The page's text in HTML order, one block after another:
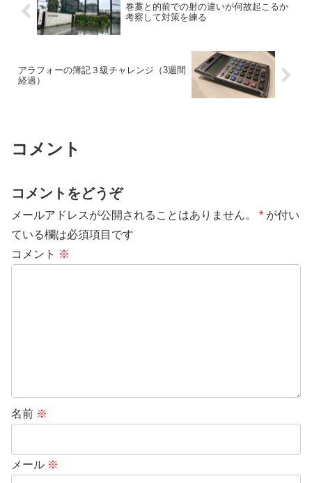
巻藁と的前での射の違いが何故起こるか
考察して対策を練る
アラフォーの簿記３級チャレンジ（3週間
経過）
コメント
コメントをどうぞ
メールアドレスが公開されることはありません。 * が付い
ている欄は必須項目です
コメント ※
名前 ※
メール ※